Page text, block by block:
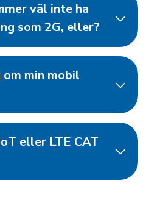
väl inte ha
som 2G, eller?
min mobil
eller LTE CAT